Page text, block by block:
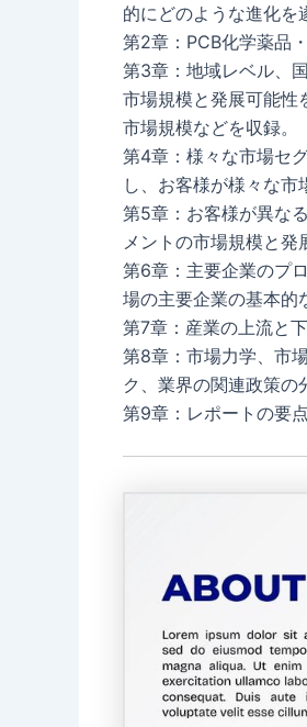
的にどのような進化を
第2章：PCB化学薬品
第3章：地域レベル、
市場規模と発展可能性
市場規模などを収録。
第4章：様々な市場セ
し、お客様が様々な市
第5章：お客様が異な
メントの市場規模と発
第6章：主要企業のプ
場の主要企業の基本的
第7章：産業の上流と
第8章：市場力学、市
ク、業界の関連政策の
第9章：レポートの要点